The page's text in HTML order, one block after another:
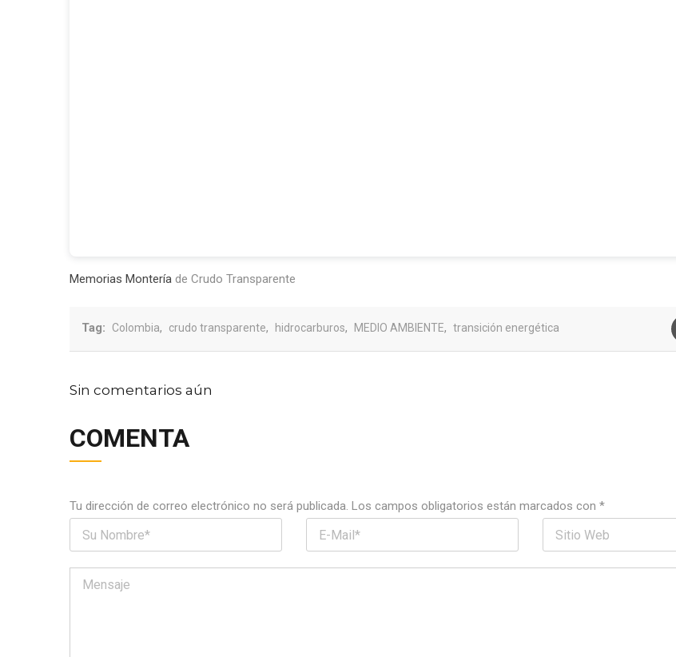
Memorias Montería de Crudo Transparente
Tag: Colombia, crudo transparente, hidrocarburos, MEDIO AMBIENTE, transición energética
Sin comentarios aún
COMENTA
Tu dirección de correo electrónico no será publicada. Los campos obligatorios están marcados con *